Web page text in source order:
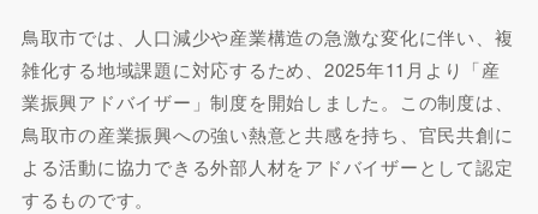
鳥取市では、人口減少や産業構造の急激な変化に伴い、複
雑化する地域課題に対応するため、2025年11月より「産
業振興アドバイザー」制度を開始しました。この制度は、
鳥取市の産業振興への強い熱意と共感を持ち、官民共創に
よる活動に協力できる外部人材をアドバイザーとして認定
するものです。